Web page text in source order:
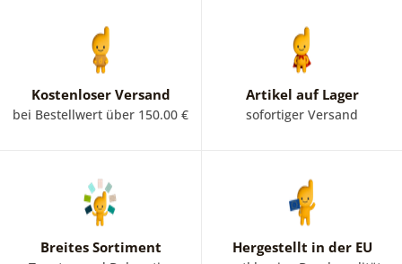
Kostenloser Versand
bei Bestellwert über 150.00 €
Artikel auf Lager
sofortiger Versand
Breites Sortiment Hergestellt in der EU